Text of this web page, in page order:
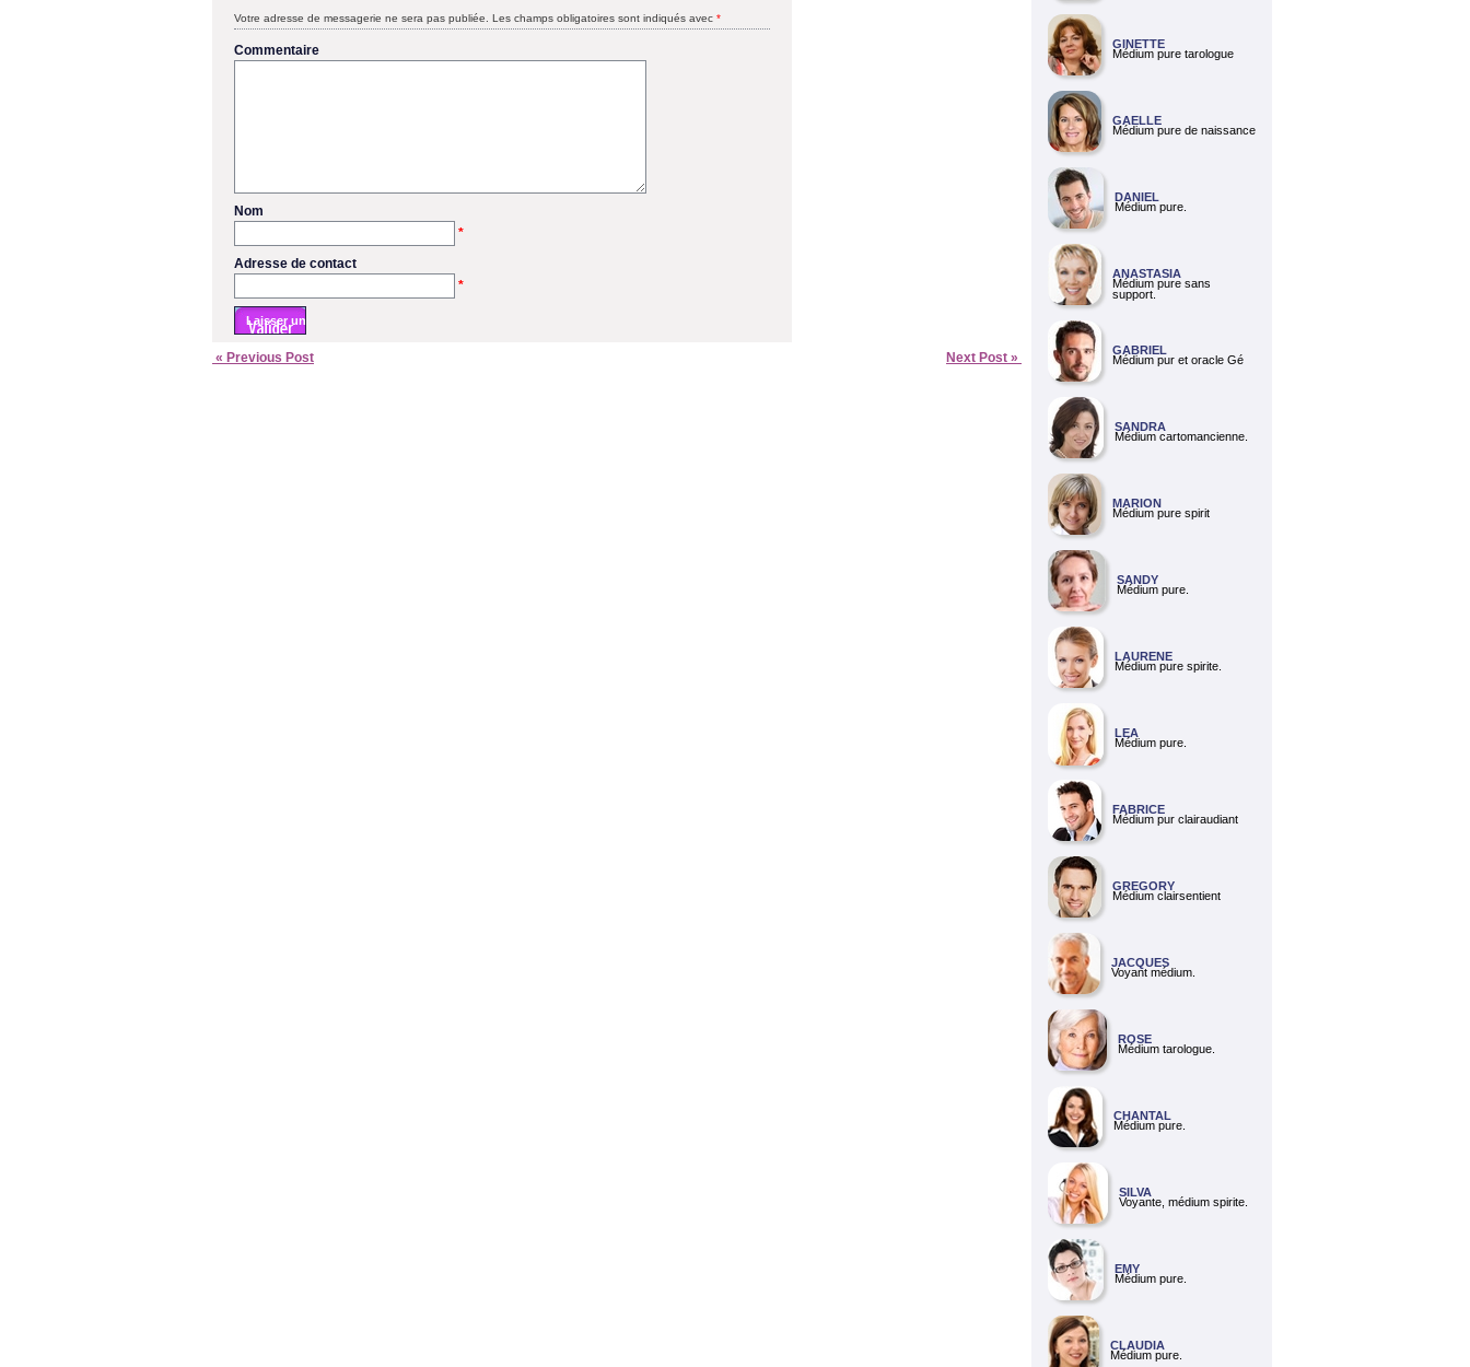
Votre adresse de messagerie ne sera pas publiée. Les champs obligatoires sont indiqués avec *
Commentaire
Nom
*
Adresse de contact
*
« Previous Post Next Post »
GINETTE
Médium pure tarologue
GAELLE
Médium pure de naissance
DANIEL
Médium pure.
ANASTASIA
Médium pure sans
support.
GABRIEL
Médium pur et oracle Gé
SANDRA
Médium cartomancienne.
MARION
Médium pure spirit
SANDY
Médium pure.
LAURENE
Médium pure spirite.
LEA
Médium pure.
FABRICE
Médium pur clairaudiant
GREGORY
Médium clairsentient
JACQUES
Voyant médium.
ROSE
Médium tarologue.
CHANTAL
Médium pure.
SILVA
Voyante, médium spirite.
EMY
Médium pure.
CLAUDIA
Médium pure.